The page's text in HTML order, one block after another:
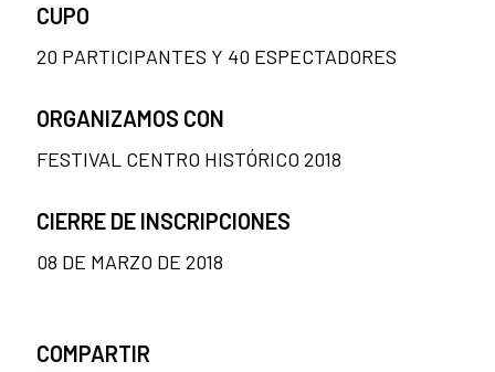
CUPO
20 PARTICIPANTES Y 40 ESPECTADORES
ORGANIZAMOS CON
FESTIVAL CENTRO HISTÓRICO 2018
CIERRE DE INSCRIPCIONES
08 DE MARZO DE 2018
COMPARTIR